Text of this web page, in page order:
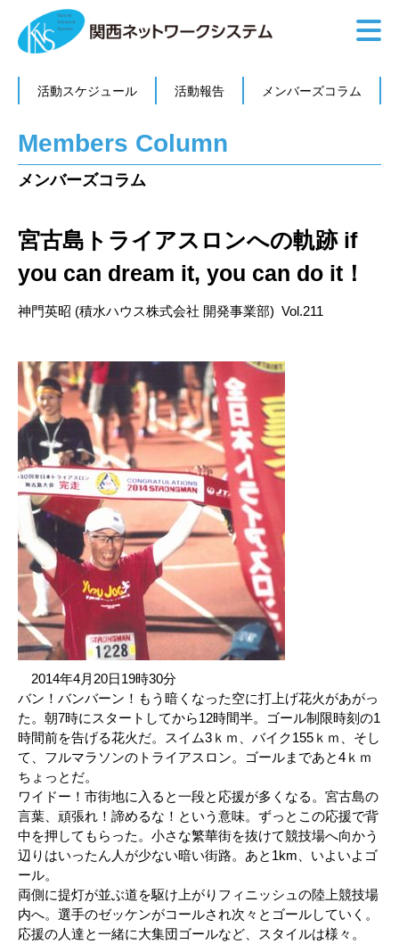
活動スケジュール 活動報告 メンバーズコラム
Members Column
メンバーズコラム
宮古島トライアスロンへの軌跡 if
you can dream it, you can do it！
神門英昭 (積水ハウス株式会社 開発事業部) Vol.211
2014年4月20日19時30分
バン！バンバーン！もう暗くなった空に打上げ花火があがっ
た。朝7時にスタートしてから12時間半。ゴール制限時刻の1
時間前を告げる花火だ。スイム3ｋｍ、バイク155ｋｍ、そし
て、フルマラソンのトライアスロン。ゴールまであと4ｋｍ
ちょっとだ。
ワイドー！市街地に入ると一段と応援が多くなる。宮古島の
言葉、頑張れ！諦めるな！という意味。ずっとこの応援で背
中を押してもらった。小さな繁華街を抜けて競技場へ向かう
辺りはいったん人が少ない暗い街路。あと1km、いよいよゴ
ール。
両側に提灯が並ぶ道を駆け上がりフィニッシュの陸上競技場
内へ。選手のゼッケンがコールされ次々とゴールしていく。
応援の人達と一緒に大集団ゴールなど、スタイルは様々。